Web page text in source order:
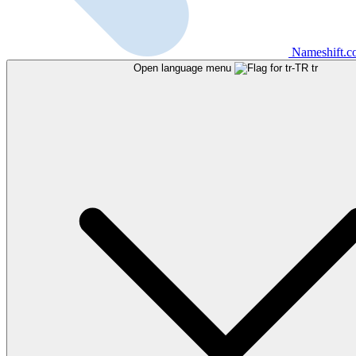
Open language menu tr